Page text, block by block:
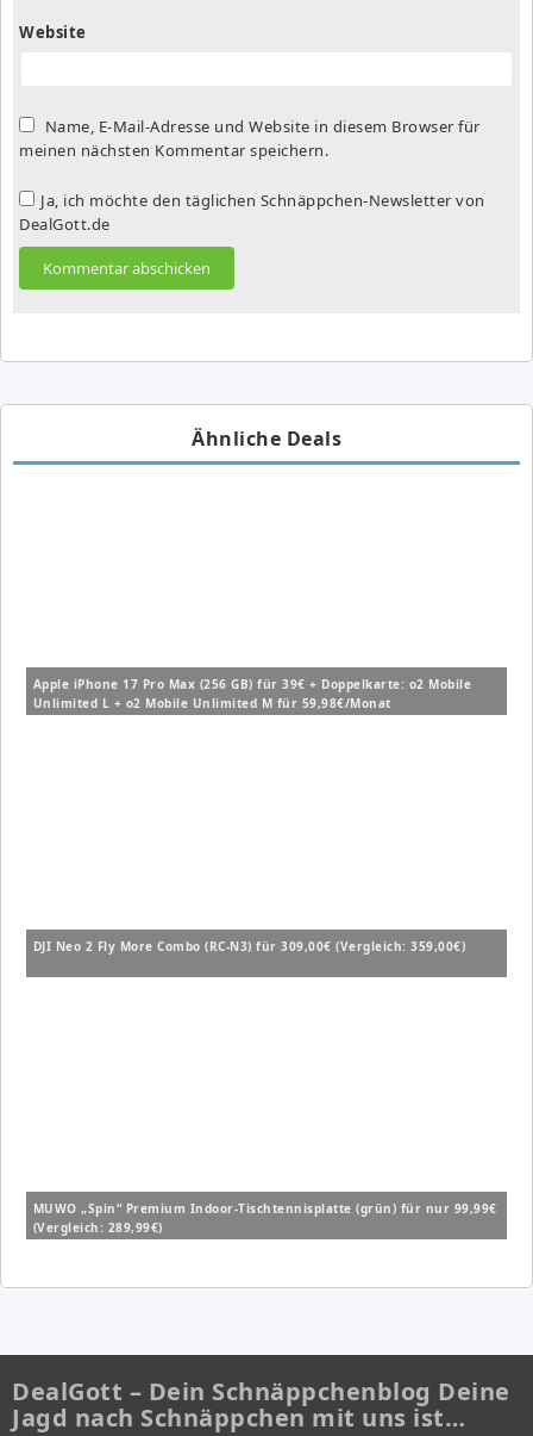
Website
Name, E-Mail-Adresse und Website in diesem Browser für
meinen nächsten Kommentar speichern.
Ja, ich möchte den täglichen Schnäppchen-Newsletter von
DealGott.de
Ähnliche Deals
Apple iPhone 17 Pro Max (256 GB) für 39€ + Doppelkarte: o2 Mobile
Unlimited L + o2 Mobile Unlimited M für 59,98€/Monat
DJI Neo 2 Fly More Combo (RC-N3) für 309,00€ (Vergleich: 359,00€)
MUWO „Spin“ Premium Indoor-Tischtennisplatte (grün) für nur 99,99€
(Vergleich: 289,99€)
DealGott – Dein Schnäppchenblog Deine
Jagd nach Schnäppchen mit uns ist…